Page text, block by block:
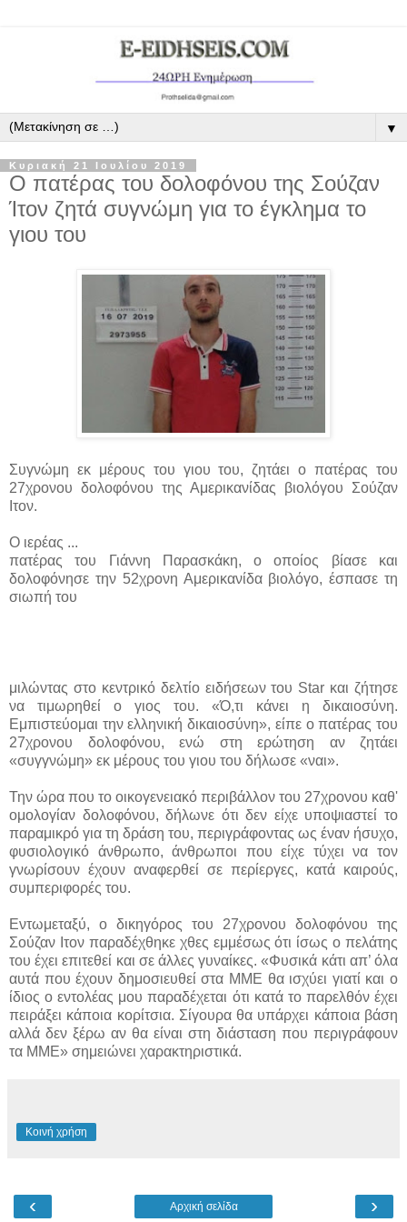
▼
Κυριακή 21 Ιουλίου 2019
Ο πατέρας του δολοφόνου της Σούζαν
Ίτον ζητά συγνώμη για το έγκλημα το
γιου του
Συγνώμη εκ μέρους του γιου του, ζητάει ο πατέρας του
27χρονου δολοφόνου της Αμερικανίδας βιολόγου Σούζαν
Ιτον.
Ο ιερέας ...
πατέρας του Γιάννη Παρασκάκη, ο οποίος βίασε και
δολοφόνησε την 52χρονη Αμερικανίδα βιολόγο, έσπασε τη
σιωπή του
μιλώντας στο κεντρικό δελτίο ειδήσεων του Star και ζήτησε
να τιμωρηθεί ο γιος του. «Ό,τι κάνει η δικαιοσύνη.
Εμπιστεύομαι την ελληνική δικαιοσύνη», είπε ο πατέρας του
27χρονου δολοφόνου, ενώ στη ερώτηση αν ζητάει
«συγγνώμη» εκ μέρους του γιου του δήλωσε «ναι».
Την ώρα που το οικογενειακό περιβάλλον του 27χρονου καθ'
ομολογίαν δολοφόνου, δήλωνε ότι δεν είχε υποψιαστεί το
παραμικρό για τη δράση του, περιγράφοντας ως έναν ήσυχο,
φυσιολογικό άνθρωπο, άνθρωποι που είχε τύχει να τον
γνωρίσουν έχουν αναφερθεί σε περίεργες, κατά καιρούς,
συμπεριφορές του.
Εντωμεταξύ, ο δικηγόρος του 27χρονου δολοφόνου της
Σούζαν Ιτον παραδέχθηκε χθες εμμέσως ότι ίσως ο πελάτης
του έχει επιτεθεί και σε άλλες γυναίκες. «Φυσικά κάτι απ’ όλα
αυτά που έχουν δημοσιευθεί στα ΜΜΕ θα ισχύει γιατί και ο
ίδιος ο εντολέας μου παραδέχεται ότι κατά το παρελθόν έχει
πειράξει κάποια κορίτσια. Σίγουρα θα υπάρχει κάποια βάση
αλλά δεν ξέρω αν θα είναι στη διάσταση που περιγράφουν
τα ΜΜΕ» σημειώνει χαρακτηριστικά.
Κοινή χρήση
‹ ›
Αρχική σελίδα